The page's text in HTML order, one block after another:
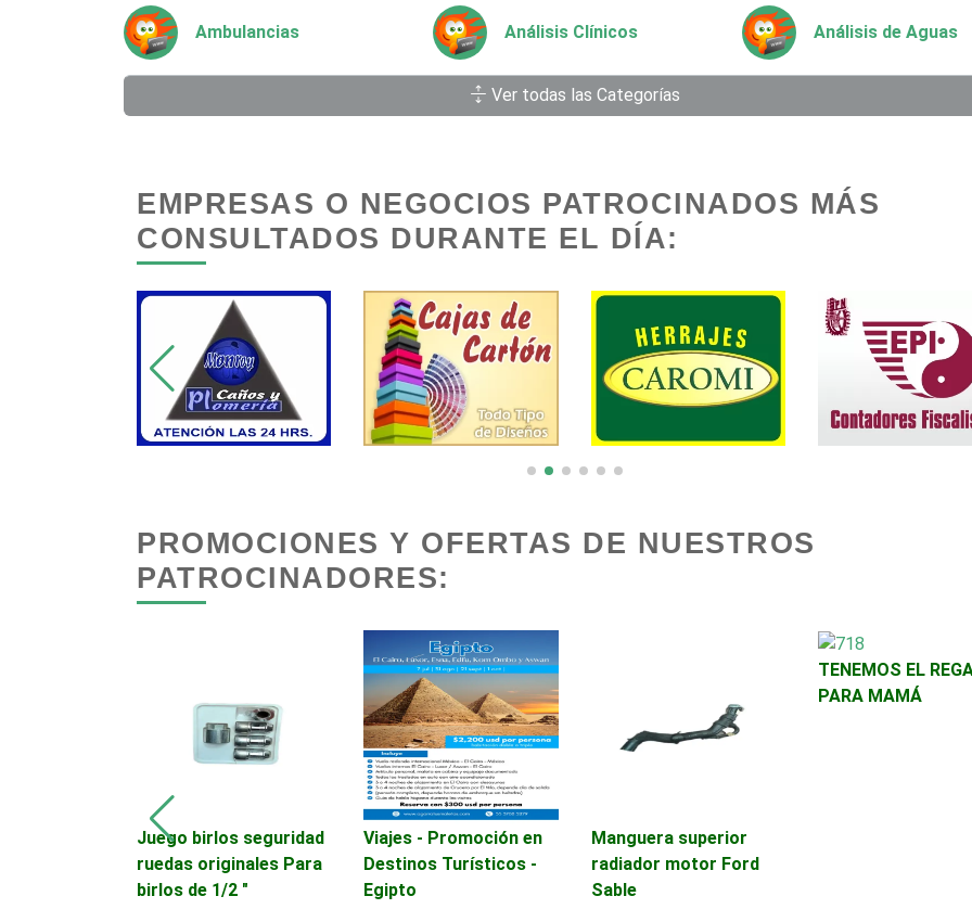
Ambulancias Análisis Clínicos Análisis de Aguas
Aparatos y Equipos
Eléctricos
Artículos de Piel Artículos Deportivos
Artículos para el Hogar Artículos para Regalos Artículos
Artículos Publicitarios Aseguradoras Asesores Técnicos
Asilos
Empresariales
Iluminación
Autobuses
Autopartes Eléctricas Avaluos Balnearios
Bancos Banquetes
Bebidas
Bordados y Estampados
Ver todas las Categorías
EMPRESAS O NEGOCIOS PATROCINADOS MÁS
CONSULTADOS DURANTE EL DÍA:
PROMOCIONES Y OFERTAS DE NUESTROS
PATROCINADORES:
Juego birlos seguridad
ruedas originales Para
birlos de 1/2 "
Viajes - Promoción en
Destinos Turísticos -
Egipto
Manguera superior
radiador motor Ford
Sable
TENEMOS EL
PARA MAMÁ